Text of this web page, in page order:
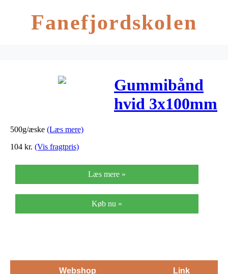
Fanefjordskolen
Gummibånd
hvid 3x100mm
500g/æske (Læs mere)
104 kr. (Vis fragtpris)
Læs mere »
Køb nu »
Webshop Link